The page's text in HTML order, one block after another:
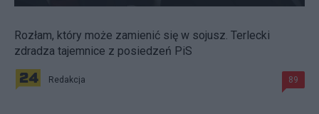
Rozłam, który może zamienić się w sojusz. Terlecki
zdradza tajemnice z posiedzeń PiS
Redakcja 89